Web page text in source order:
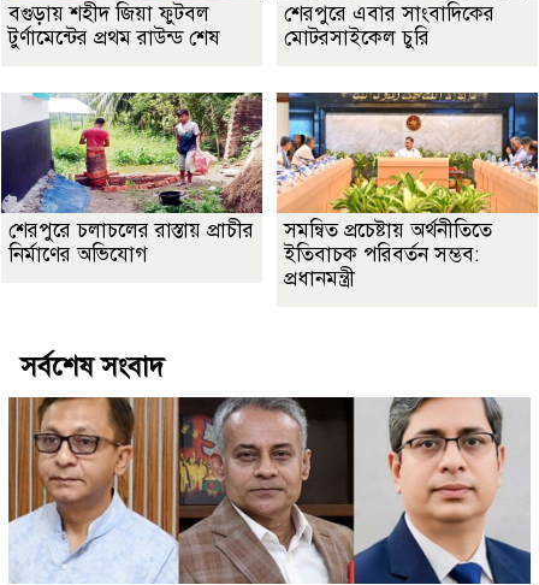
বগুড়ায় শহীদ জিয়া ফুটবল
টুর্ণামেন্টের প্রথম রাউন্ড শেষ
শেরপুরে এবার সাংবাদিকের
মোটরসাইকেল চুরি
শেরপুরে চলাচলের রাস্তায় প্রাচীর
নির্মাণের অভিযোগ
সমন্বিত প্রচেষ্টায় অর্থনীতিতে
ইতিবাচক পরিবর্তন সম্ভব:
প্রধানমন্ত্রী
সর্বশেষ সংবাদ